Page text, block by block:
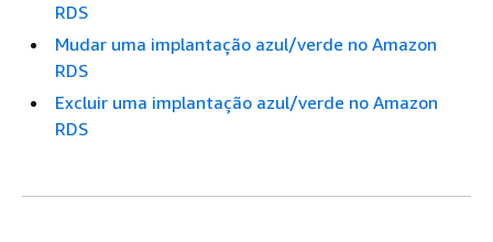
RDS
Mudar uma implantação azul/verde no Amazon
RDS
Excluir uma implantação azul/verde no Amazon
RDS